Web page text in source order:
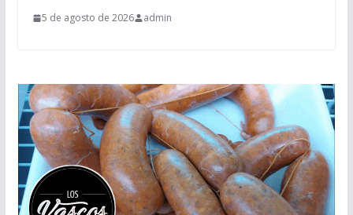
5 de agosto de 2026 admin